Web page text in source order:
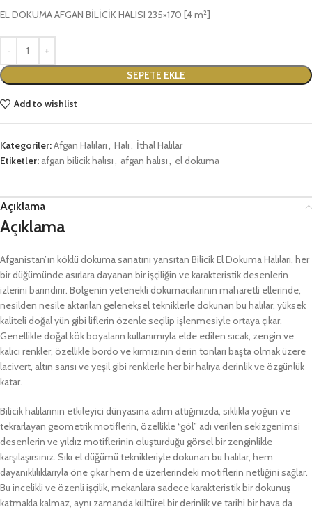
EL DOKUMA AFGAN BİLİCİK HALISI 235×170 [4 m²]
SEPETE EKLE
Add to wishlist
Kategoriler:Afgan Halıları, Halı, İthal Halılar
Etiketler: afgan bilicik halısı, afgan halısı, el dokuma
Açıklama
Açıklama
Afganistan’ın köklü dokuma sanatını yansıtan Bilicik El Dokuma Halıları, her
bir düğümünde asırlara dayanan bir işçiliğin ve karakteristik desenlerin
izlerini barındırır. Bölgenin yetenekli dokumacılarının maharetli ellerinde,
nesilden nesile aktarılan geleneksel tekniklerle dokunan bu halılar, yüksek
kaliteli doğal yün gibi liflerin özenle seçilip işlenmesiyle ortaya çıkar.
Genellikle doğal kök boyaların kullanımıyla elde edilen sıcak, zengin ve
kalıcı renkler, özellikle bordo ve kırmızının derin tonları başta olmak üzere
lacivert, altın sarısı ve yeşil gibi renklerle her bir halıya derinlik ve özgünlük
katar.
Bilicik halılarının etkileyici dünyasına adım attığınızda, sıklıkla yoğun ve
tekrarlayan geometrik motiflerin, özellikle “göl” adı verilen sekizgenimsi
desenlerin ve yıldız motiflerinin oluşturduğu görsel bir zenginlikle
karşılaşırsınız. Sıkı el düğümü teknikleriyle dokunan bu halılar, hem
dayanıklılıklarıyla öne çıkar hem de üzerlerindeki motiflerin netliğini sağlar.
Bu incelikli ve özenli işçilik, mekanlara sadece karakteristik bir dokunuş
katmakla kalmaz, aynı zamanda kültürel bir derinlik ve tarihi bir hava da